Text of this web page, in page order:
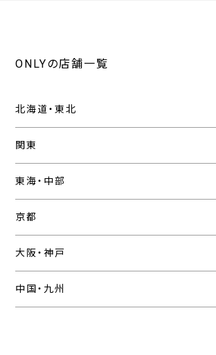
ONLYの店舗一覧
北海道・東北
関東
東海・中部
京都
大阪・神戸
中国・九州